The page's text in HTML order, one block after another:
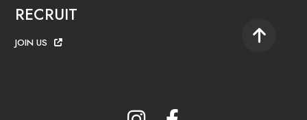
RECRUIT
JOIN US